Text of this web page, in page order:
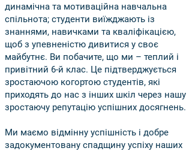
динамічна та мотиваційна навчальна
спільнота; студенти виїжджають із
знаннями, навичками та кваліфікацією,
щоб з упевненістю дивитися у своє
майбутнє. Ви побачите, що ми – теплий і
привітний 6-й клас. Це підтверджується
зростаючою когортою студентів, які
приходять до нас з інших шкіл через нашу
зростаючу репутацію успішних досягнень.
Ми маємо відмінну успішність і добре
задокументовану спадщину успіху наших